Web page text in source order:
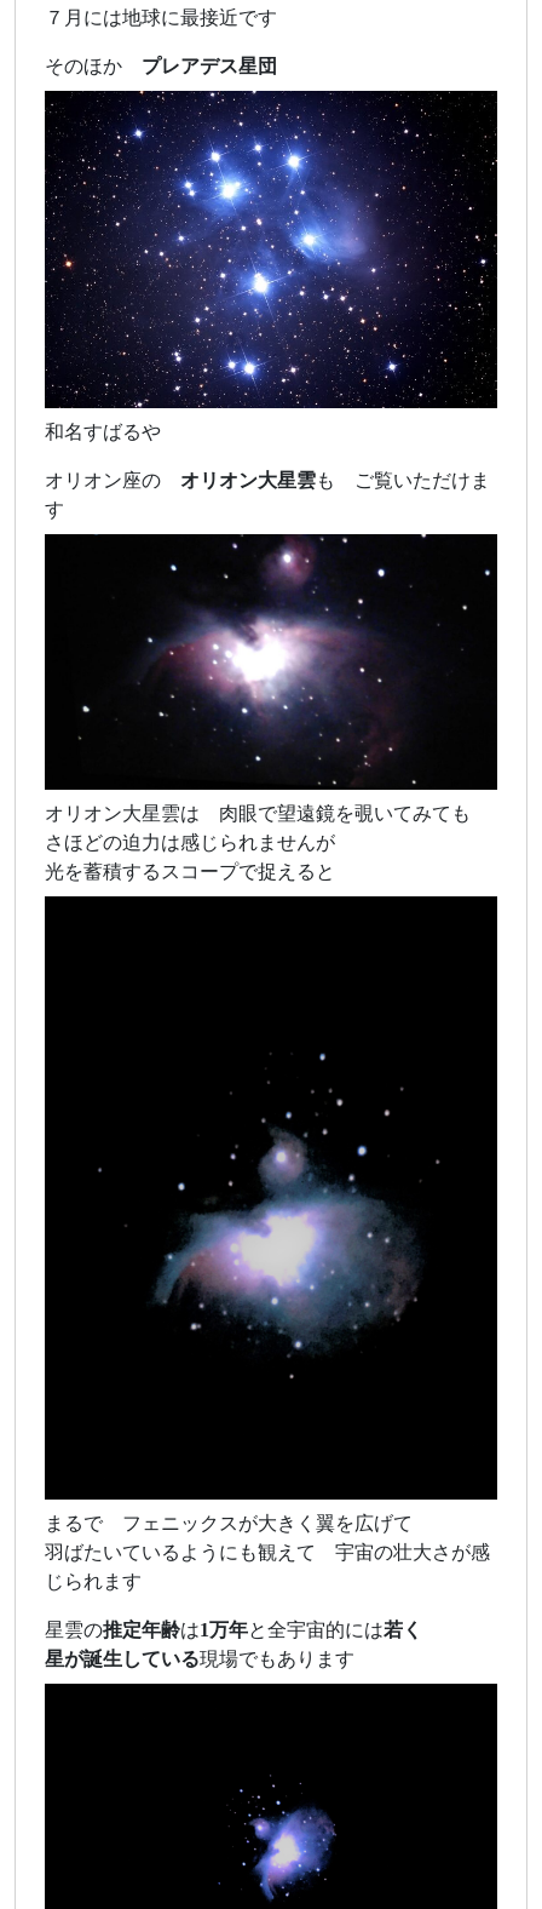
７月には地球に最接近です
そのほか プレアデス星団
和名すばるや
オリオン座の オリオン大星雲も ご覧いただけま
す
オリオン大星雲は 肉眼で望遠鏡を覗いてみても
さほどの迫力は感じられませんが
光を蓄積するスコープで捉えると
まるで フェニックスが大きく翼を広げて
羽ばたいているようにも観えて 宇宙の壮大さが感
じられます
星雲の推定年齢は1万年と全宇宙的には若く
星が誕生している現場でもあります